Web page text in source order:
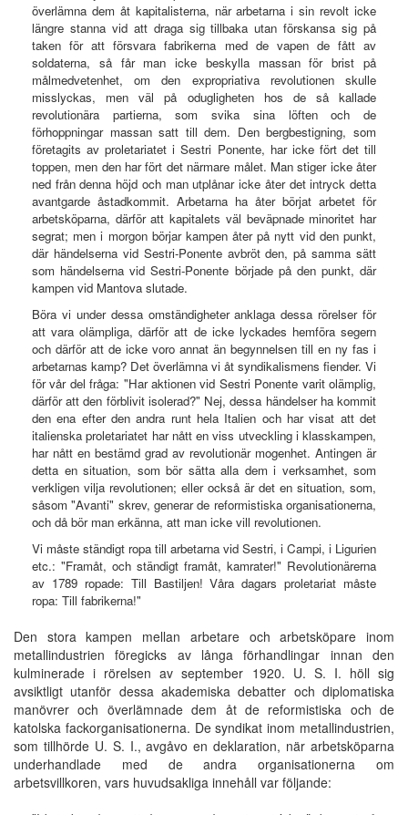
överlämna dem åt kapitalisterna, när arbetarna i sin revolt icke
längre stanna vid att draga sig tillbaka utan förskansa sig på
taken för att försvara fabrikerna med de vapen de fått av
soldaterna, så får man icke beskylla massan för brist på
målmedvetenhet, om den expropriativa revolutionen skulle
misslyckas, men väl på odugligheten hos de så kallade
revolutionära partierna, som svika sina löften och de
förhoppningar massan satt till dem. Den bergbestigning, som
företagits av proletariatet i Sestri Ponente, har icke fört det till
toppen, men den har fört det närmare målet. Man stiger icke åter
ned från denna höjd och man utplånar icke åter det intryck detta
avantgarde åstadkommit. Arbetarna ha åter börjat arbetet för
arbetsköparna, därför att kapitalets väl beväpnade minoritet har
segrat; men i morgon börjar kampen åter på nytt vid den punkt,
där händelserna vid Sestri-Ponente avbröt den, på samma sätt
som händelserna vid Sestri-Ponente började på den punkt, där
kampen vid Mantova slutade.
Böra vi under dessa omständigheter anklaga dessa rörelser för
att vara olämpliga, därför att de icke lyckades hemföra segern
och därför att de icke voro annat än begynnelsen till en ny fas i
arbetarnas kamp? Det överlämna vi åt syndikalismens fiender. Vi
för vår del fråga: "Har aktionen vid Sestri Ponente varit olämplig,
därför att den förblivit isolerad?" Nej, dessa händelser ha kommit
den ena efter den andra runt hela Italien och har visat att det
italienska proletariatet har nått en viss utveckling i klasskampen,
har nått en bestämd grad av revolutionär mogenhet. Antingen är
detta en situation, som bör sätta alla dem i verksamhet, som
verkligen vilja revolutionen; eller också är det en situation, som,
såsom "Avanti" skrev, generar de reformistiska organisationerna,
och då bör man erkänna, att man icke vill revolutionen.
Vi måste ständigt ropa till arbetarna vid Sestri, i Campi, i Ligurien
etc.: "Framåt, och ständigt framåt, kamrater!" Revolutionärerna
av 1789 ropade: Till Bastiljen! Våra dagars proletariat måste
ropa: Till fabrikerna!"
Den stora kampen mellan arbetare och arbetsköpare inom
metallindustrien föregicks av långa förhandlingar innan den
kulminerade i rörelsen av september 1920. U. S. I. höll sig
avsiktligt utanför dessa akademiska debatter och diplomatiska
manövrer och överlämnade dem åt de reformistiska och de
katolska fackorganisationerna. De syndikat inom metallindustrien,
som tillhörde U. S. I., avgåvo en deklaration, när arbetsköparna
underhandlade med de andra organisationerna om
arbetsvillkoren, vars huvudsakliga innehåll var följande: